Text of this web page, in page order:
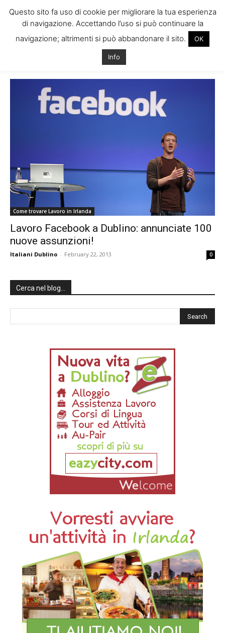
Tag: sede facebook dublino
Come trovare Lavoro in Irlanda
Lavoro Facebook a Dublino: annunciate 100
nuove assunzioni!
Italiani Dublino - February 22, 2013 0
Cerca nel blog…
Questo sito fa uso di cookie per migliorare la tua esperienza
di navigazione. Accettando l’uso si può continuare la
navigazione; altrimenti si può abbandonare il sito.
OK
Info